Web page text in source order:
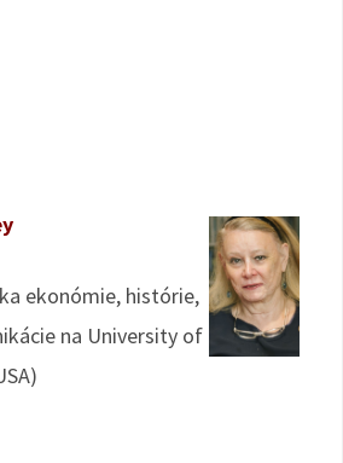
ekonómie, histórie,
na University of